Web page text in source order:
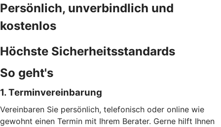
Persönlich, unverbindlich und
kostenlos
Höchste Sicherheitsstandards
So geht's
1. Terminvereinbarung
Vereinbaren Sie persönlich, telefonisch oder online wie
gewohnt einen Termin mit Ihrem Berater. Gerne hilft Ihnen